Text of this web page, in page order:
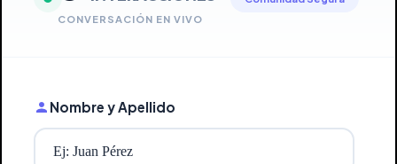
CONVERSACIÓN EN VIVO
Nombre y Apellido